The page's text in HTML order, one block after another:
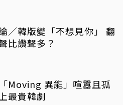
／韓版變「不想見你」 翻
比讚聲多？
Moving 異能」喧囂且孤
最貴韓劇